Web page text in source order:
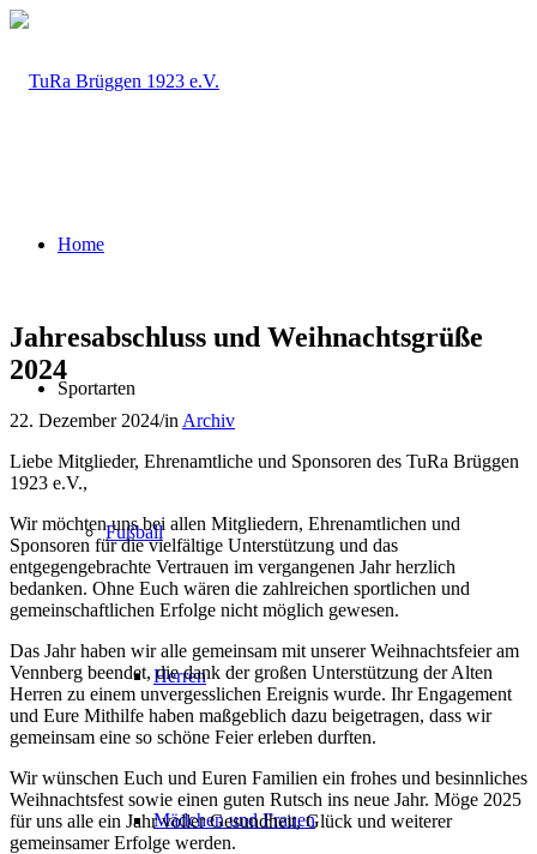
Home
Sportarten
Fußball
Herren
Mädchen und Frauen
Jahresabschluss und Weihnachtsgrüße
2024
22. Dezember 2024/in Archiv
Liebe Mitglieder, Ehrenamtliche und Sponsoren des TuRa Brüggen
1923 e.V.,
Wir möchten uns bei allen Mitgliedern, Ehrenamtlichen und
Sponsoren für die vielfältige Unterstützung und das
entgegengebrachte Vertrauen im vergangenen Jahr herzlich
bedanken. Ohne Euch wären die zahlreichen sportlichen und
gemeinschaftlichen Erfolge nicht möglich gewesen.
Das Jahr haben wir alle gemeinsam mit unserer Weihnachtsfeier am
Vennberg beendet, die dank der großen Unterstützung der Alten
Herren zu einem unvergesslichen Ereignis wurde. Ihr Engagement
und Eure Mithilfe haben maßgeblich dazu beigetragen, dass wir
gemeinsam eine so schöne Feier erleben durften.
Wir wünschen Euch und Euren Familien ein frohes und besinnliches
Weihnachtsfest sowie einen guten Rutsch ins neue Jahr. Möge 2025
für uns alle ein Jahr voller Gesundheit, Glück und weiterer
gemeinsamer Erfolge werden.